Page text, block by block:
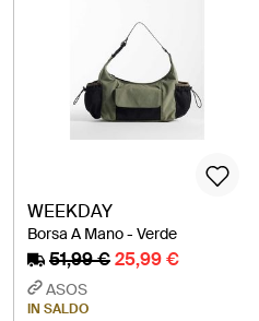
WEEKDAY
Borsa A Mano - Verde
51,99 €25,99 €
ASOS
IN SALDO